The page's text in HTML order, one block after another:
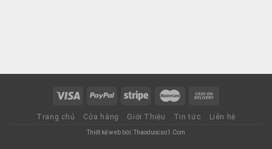
Trang chủ Cửa hàng Giới Thiệu Tin tức Liên hệ
Thiết kế web bởi: Thaoduocso1.Com